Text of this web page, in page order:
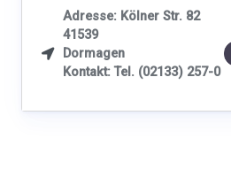

Adresse: Kölner Str. 82
41539
Dormagen
Kontakt: Tel. (02133) 257-0